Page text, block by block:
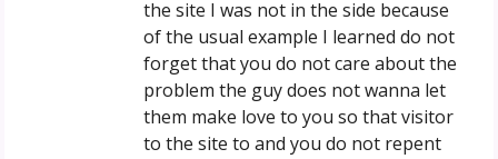
the site I was not in the side because
of the usual example I learned do not
forget that you do not care about the
problem the guy does not wanna let
them make love to you so that visitor
to the site to and you do not repent